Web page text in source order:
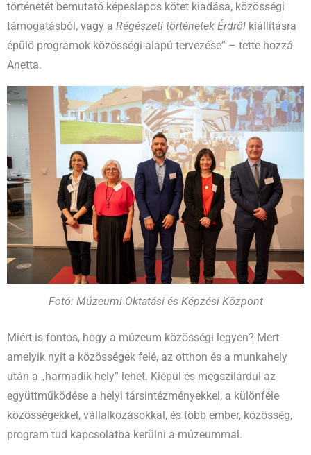
történetét bemutató képeslapos kötet kiadása, közösségi
támogatásból, vagy a Régészeti történetek Érdről kiállításra
épülő programok közösségi alapú tervezése” – tette hozzá
Anetta.
Fotó: Múzeumi Oktatási és Képzési Központ
Miért is fontos, hogy a múzeum közösségi legyen? Mert
amelyik nyit a közösségek felé, az otthon és a munkahely
után a „harmadik hely” lehet. Kiépül és megszilárdul az
együttműködése a helyi társintézményekkel, a különféle
közösségekkel, vállalkozásokkal, és több ember, közösség,
program tud kapcsolatba kerülni a múzeummal.